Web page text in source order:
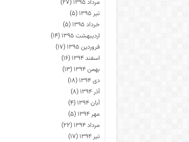
مرداد ۱۳۹۵
(۲۷)
تیر ۱۳۹۵
(۵)
خرداد ۱۳۹۵
(۵)
اردیبهشت ۱۳۹۵
(۱۴)
فروردین ۱۳۹۵
(۱۷)
اسفند ۱۳۹۴
(۱۶)
بهمن ۱۳۹۴
(۱۳)
دی ۱۳۹۴
(۱۸)
آذر ۱۳۹۴
(۸)
آبان ۱۳۹۴
(۴)
مهر ۱۳۹۴
(۵)
مرداد ۱۳۹۴
(۲۲)
تیر ۱۳۹۴
(۱۷)